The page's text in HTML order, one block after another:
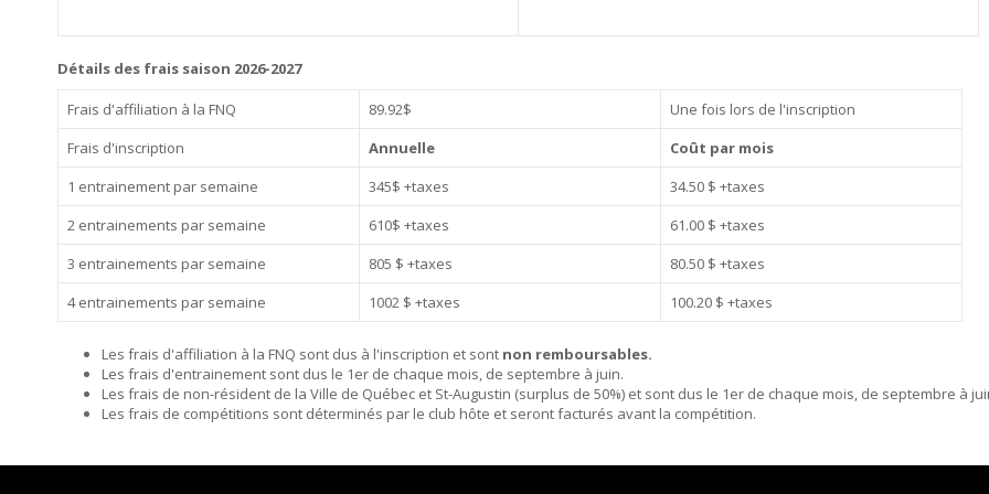
Détails des frais saison 2026-2027
Frais d'affiliation à la FNQ 89.92$
Une fois lors de l'inscription
Frais d'inscription
Annuelle
Coût par mois
1 entrainement par semaine
345$ +taxes
34.50 $ +taxes
2 entrainements par semaine
610$ +taxes
61.00 $ +taxes
3 entrainements par semaine
805 $ +taxes
80.50 $ +taxes
4 entrainements par semaine
1002 $ +taxes 100.20 $ +taxes
Les frais d'affiliation à la FNQ sont dus à l'inscription et sont non remboursables.
Les frais d'entrainement sont dus le 1er de chaque mois, de septembre à juin.
Les frais de non-résident de la Ville de Québec et St-Augustin (surplus de 50%) et sont dus le 1er de chaque mois, de septembre à
Les frais de compétitions sont déterminés par le club hôte et seront facturés avant la compétition.